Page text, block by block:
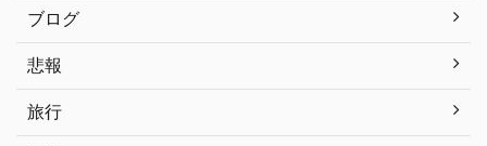
ブログ
悲報
旅行